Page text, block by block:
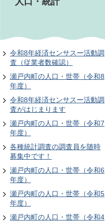
令和8年経済センサスー活動調
査（従業者数確認）
瀬戸内町の人口・世帯（令和8
年度）
令和8年経済センサスー活動調
査がはじまります
瀬戸内町の人口・世帯（令和7
年度）
各種統計調査の調査員を随時
募集中です！
瀬戸内町の人口・世帯（令和6
年度）
瀬戸内町の人口・世帯（令和5
年度）
瀬戸内町の人口・世帯（令和4